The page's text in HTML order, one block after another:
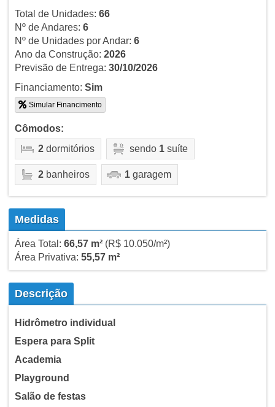
Total de Unidades: 66
Nº de Andares: 6
Nº de Unidades por Andar: 6
Ano da Construção: 2026
Previsão de Entrega: 30/10/2026
Financiamento: Sim
Simular Financimento
Cômodos:
2dormitórios sendo 1suíte
2banheiros 1garagem
Medidas
Área Total: 66,57 m²(R$ 10.050/m²)
Área Privativa: 55,57 m²
Descrição
Hidrômetro individual
Espera para Split
Academia
Playground
Salão de festas